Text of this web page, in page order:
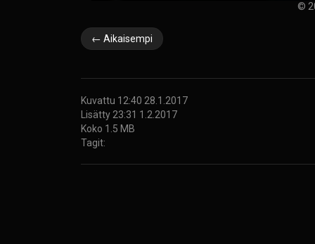
©
← Aikaisempi
Kuvattu 12:40 28.1.2017
Lisätty 23:31 1.2.2017
Koko 1.5 MB
Tagit: